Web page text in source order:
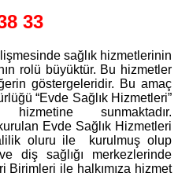
33
sağlık hizmetlerinin
rolü büyüktür. Bu hizmetler
göstergeleridir. Bu amaç
“Evde Sağlık Hizmetleri”
hizmetine sunmaktadır.
Evde Sağlık Hizmetleri
oluru ile kurulmuş olup
diş sağlığı merkezlerinde
Birimleri ile halkımıza hizmet